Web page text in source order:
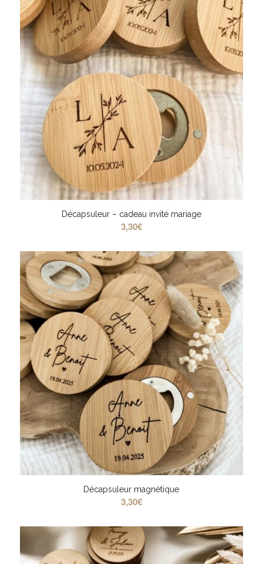
Décapsuleur – cadeau invité mariage
3,30€
Décapsuleur magnétique
3,30€